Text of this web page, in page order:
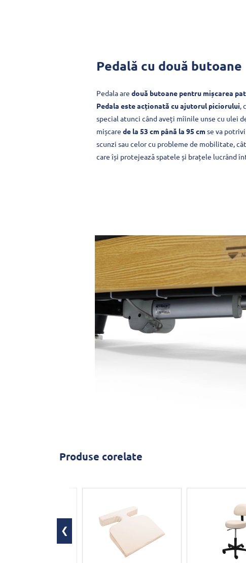
Pedală cu două butoane
Pedala are două butoane pentru mișcarea
Pedala este acționată cu ajutorul piciorului,
special atunci când aveți mîinile unse cu ulei
mișcare de la 53 cm până la 95 cmse va
scunzi sau celor cu probleme de mobilitate,
care își protejează spatele și brațele lucrând
Produse corelate